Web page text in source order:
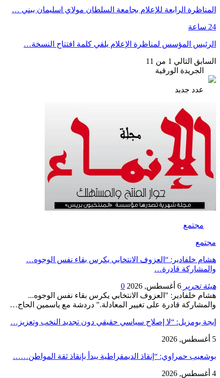
المناظرة الرابعة للإعلام بجامعة السلطان مولاي اسليمان ببني …
24 ساعة
الرئيس المؤسس لمناظرة الإعلام يلقي كلمة افتتاح النسخة…
السابق التالي 1 من 11
الجريدة الورقية
عدد جدبد
مجتمع
مجتمع
هشام خلفادير: “العزوف الانتخابي يكرس بقاء نفس الوجوه…
والمشاركة قادرة…
هيئة تحرير 6 أغسطس, 2026
0
هشام خلفادير: "العزوف الانتخابي يكرس بقاء نفس الوجوه...
والمشاركة قادرة على تغيير المعادلة." دردشة مع ياسمين الحاج…
إيجة بومزيل: “لا إصلاح سياسي حقيقي دون تجديد النخب وتعزيز…
5 أغسطس, 2026
بوشعيب حمراوي: “إنقاذ الديمقراطية يبدأ بإنقاذ ثقة المواطن……
4 أغسطس, 2026